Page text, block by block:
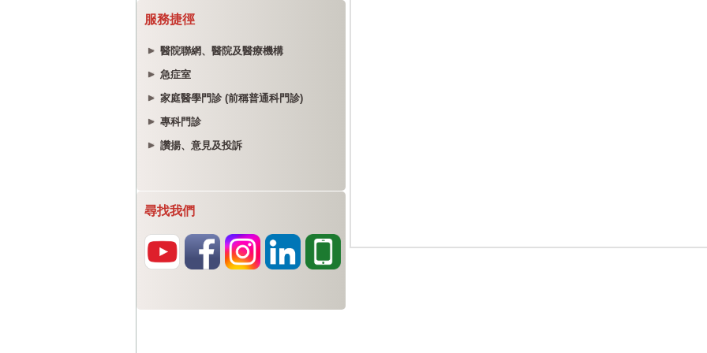
服務捷徑
醫院聯網、醫院及醫療機構
急症室
家庭醫學門診 (前稱普通科門診)
專科門診
讚揚、意見及投訴
尋找我們